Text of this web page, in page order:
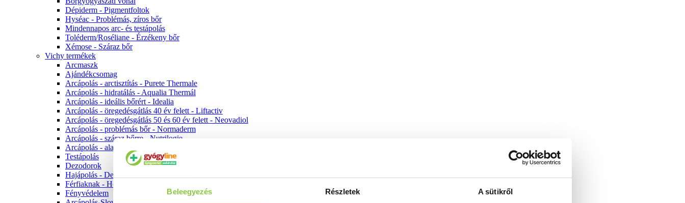
Beleegyezés Részletek A sütikről
Dépiderm - Pigmentfoltok
Hyséac - Problémás, zíros bőr
Mindennapos arc- és testápolás
Toléderm/Roséliane - Érzékeny bőr
Xémose - Száraz bőr
Vichy termékek
Arcmaszk
Ajándékcsomag
Arcápolás - arctisztítás - Purete Thermale
Arcápolás - hidratálás - Aqualia Thermál
Arcápolás - ideális bőrért - Idealia
Arcápolás - öregedésgátlás 40 év felett - Liftactiv
Arcápolás - öregedésgátlás 50 és 60 év felett - Neovadiol
Arcápolás - problémás bőr - Normaderm
Arcápolás - száraz bőrre - Nutrilogie
Arcápolás - alapozók
Testápolás
Dezodorok
Hajápolás - Dercos
Férfiaknak - Homme
Fényvédelem